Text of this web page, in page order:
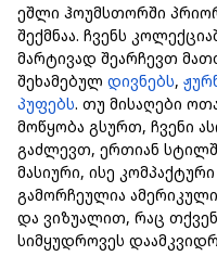
ეშლი ჰოუმსთორში
შექმნაა. ჩვენს
მარტივად შეარჩევთ
შეხამებულ დივნებს,
პუფებს. თუ მისაღები
მოწყობა გსურთ, ჩვენი
გაძლევთ, ერთიან
მასიური, ისე
გამორჩეულია
და ვიზუალით, რაც
სიმყუდროვეს